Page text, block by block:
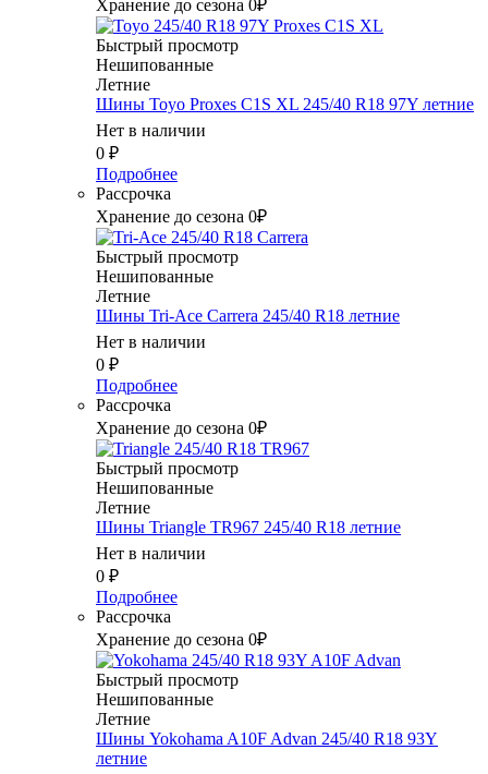
Хранение до сезона 0₽
Быстрый просмотр
Нешипованные
Летние
Шины Toyo Proxes C1S XL 245/40 R18 97Y летние
Нет в наличии
0 ₽
Подробнее
Рассрочка
Хранение до сезона 0₽
Быстрый просмотр
Нешипованные
Летние
Шины Tri-Ace Carrera 245/40 R18 летние
Нет в наличии
0 ₽
Подробнее
Рассрочка
Хранение до сезона 0₽
Быстрый просмотр
Нешипованные
Летние
Шины Triangle TR967 245/40 R18 летние
Нет в наличии
0 ₽
Подробнее
Рассрочка
Хранение до сезона 0₽
Быстрый просмотр
Нешипованные
Летние
Шины Yokohama A10F Advan 245/40 R18 93Y
летние